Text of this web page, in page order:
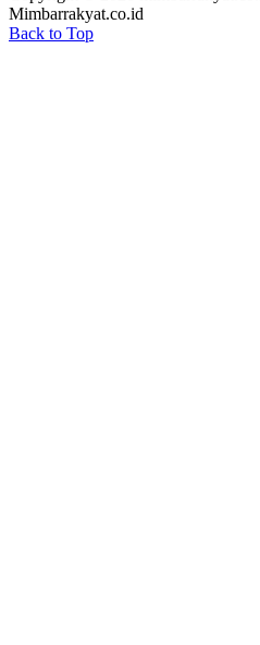
Mimbarrakyat.co.id
Back to Top